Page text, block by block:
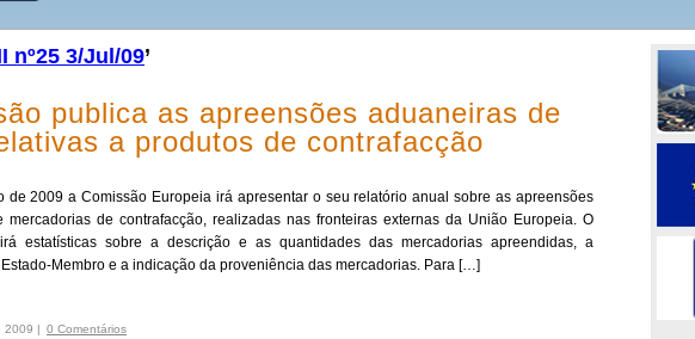
nº25 3/Jul/09’
publica as apreensões aduaneiras de
a produtos de contrafacção
de 2009 a Comissão Europeia irá apresentar o seu relatório anual sobre as apreensões
mercadorias de contrafacção, realizadas nas fronteiras externas da União Europeia. O
estatísticas sobre a descrição e as quantidades das mercadorias apreendidas, a
Membro e a indicação da proveniência das mercadorias. Para […]
2009 | 0 Comentários